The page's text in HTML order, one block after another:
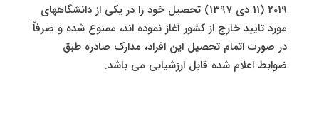
2019 (11 دی 1397) تحصیل خود را در یکی از دانشگاههای
مورد تایید خارج از کشور آغاز نموده اند، ممنوع شده و صرفاً
در صورت اتمام تحصیل این افراد، مدارک صادره طبق
ضوابط اعلام شده قابل ارزشیابی می باشد.